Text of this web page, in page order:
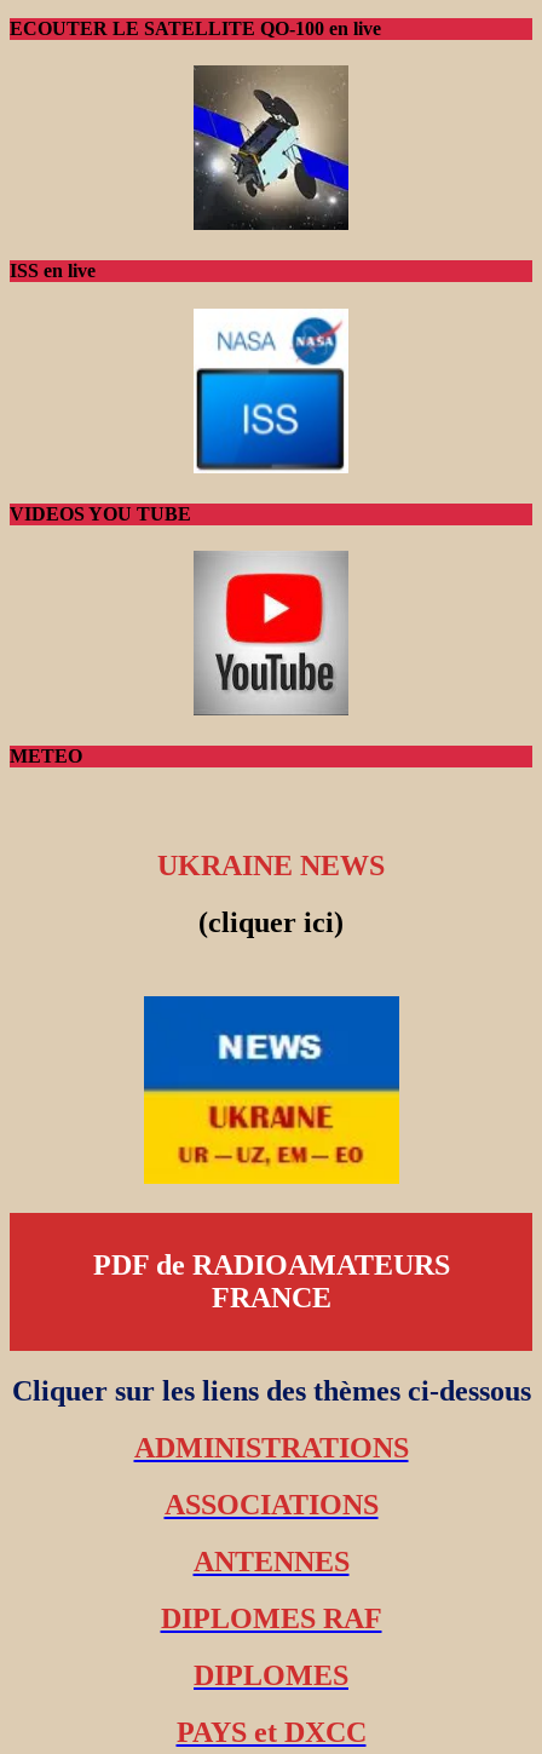
ECOUTER LE SATELLITE QO-100 en live
ISS en live
VIDEOS YOU TUBE
METEO
UKRAINE NEWS
(cliquer ici)
PDF de RADIOAMATEURS
FRANCE
Cliquer sur les liens des thèmes ci-dessous
ADMINISTRATIONS
ASSOCIATIONS
ANTENNES
DIPLOMES RAF
DIPLOMES
PAYS et DXCC